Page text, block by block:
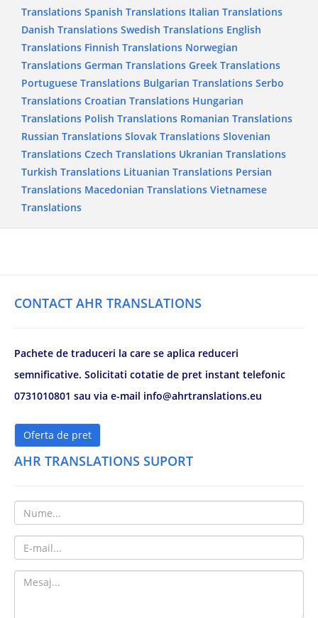
Translations Spanish Translations Italian Translations
Danish Translations Swedish Translations English
Translations Finnish Translations Norwegian
Translations German Translations Greek Translations
Portuguese Translations Bulgarian Translations Serbo
Translations Croatian Translations Hungarian
Translations Polish Translations Romanian Translations
Russian Translations Slovak Translations Slovenian
Translations Czech Translations Ukranian Translations
Turkish Translations Lituanian Translations Persian
Translations Macedonian Translations Vietnamese
Translations
CONTACT AHR TRANSLATIONS
Pachete de traduceri la care se aplica reduceri
semnificative. Solicitati cotatie de pret instant telefonic
0731010801 sau via e-mail info@ahrtranslations.eu
Oferta de pret
AHR TRANSLATIONS SUPORT